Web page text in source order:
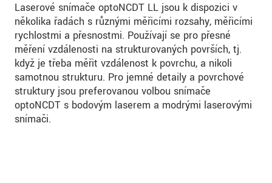
Laserové snímače optoNCDT LL jsou k dispozici v
několika řadách s různými měřicími rozsahy, měřicími
rychlostmi a přesnostmi. Používají se pro přesné
měření vzdálenosti na strukturovaných površích, tj.
když je třeba měřit vzdálenost k povrchu, a nikoli
samotnou strukturu. Pro jemné detaily a povrchové
struktury jsou preferovanou volbou snímače
optoNCDT s bodovým laserem a modrými laserovými
snímači.